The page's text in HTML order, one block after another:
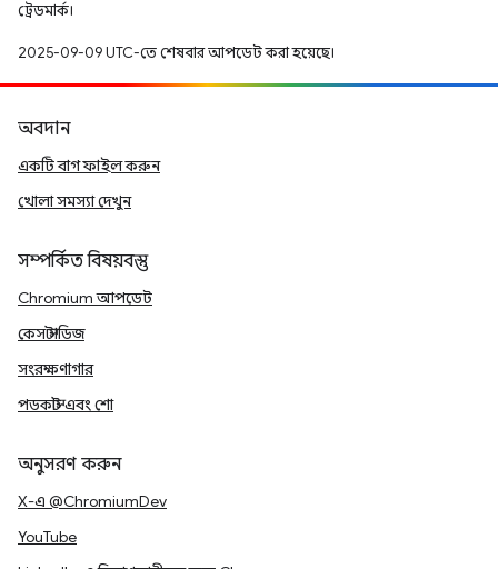
ট্রেডমার্ক।
2025-09-09 UTC-তে শেষবার আপডেট করা হয়েছে।
অবদান
একটি বাগ ফাইল করুন
খোলা সমস্যা দেখুন
সম্পর্কিত বিষয়বস্তু
Chromium আপডেট
কেস স্টাডিজ
সংরক্ষণাগার
পডকাস্ট এবং শো
অনুসরণ করুন
X-এ @ChromiumDev
YouTube